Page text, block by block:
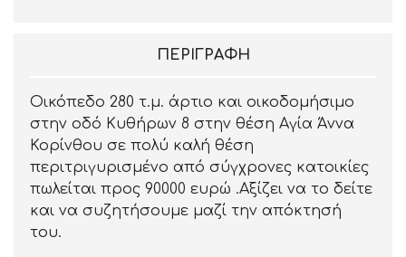
ΠΕΡΙΓΡΑΦΉ
Οικόπεδο 280 τ.μ. άρτιο και οικοδομήσιμο
στην οδό Κυθήρων 8 στην θέση Αγία Άννα
Κορίνθου σε πολύ καλή θέση
περιτριγυρισμένο από σύγχρονες κατοικίες
πωλείται προς 90000 ευρώ .Αξίζει να το δείτε
και να συζητήσουμε μαζί την απόκτησή
του.